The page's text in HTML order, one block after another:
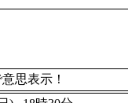
思表示！